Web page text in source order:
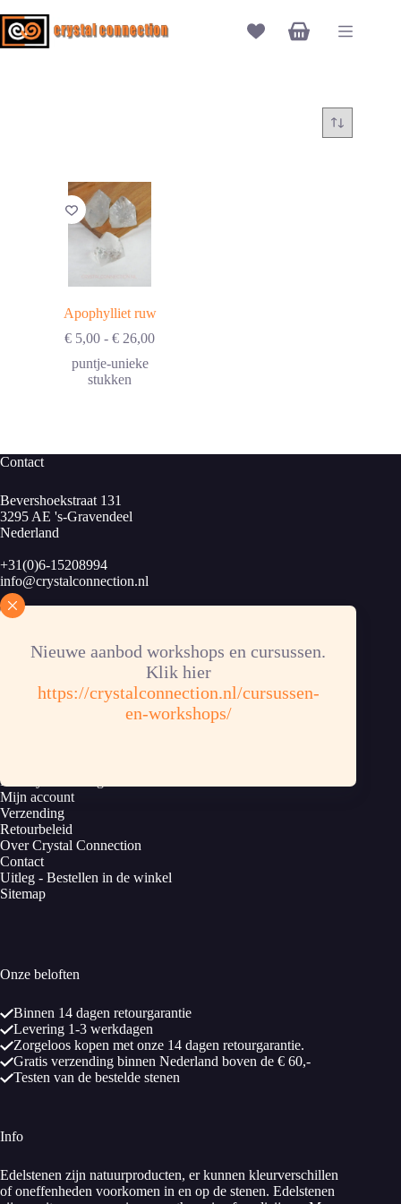
naar
de
Nieuwe aanbod workshops en cursussen.
Klik hier
https://crystalconnection.nl/cursussen-
en-workshops/
Winkelwagen
Apophylliet ruw
€ 5,00 - € 26,00Prijsklasse:
puntje-unieke
stukken
Contact
Bevershoekstraat 131
3295 AE 's-Gravendeel
Nederland
+31(0)6-15208994
info@crystalconnection.nl
KvK: 83913424
Bankrekening: NL62RABO 0372358853
Privacy verklaring
Mijn account
Verzending
Retourbeleid
Over Crystal Connection
Contact
Uitleg - Bestellen in de winkel
Sitemap
Onze beloften
Binnen 14 dagen retourgarantie
Levering 1-3 werkdagen
Zorgeloos kopen met onze 14 dagen retourgarantie.
Gratis verzending binnen Nederland boven de € 60,-
Testen van de bestelde stenen
Info
Edelstenen zijn natuurproducten, er kunnen kleurverschillen
of oneffenheden voorkomen in en op de stenen. Edelstenen